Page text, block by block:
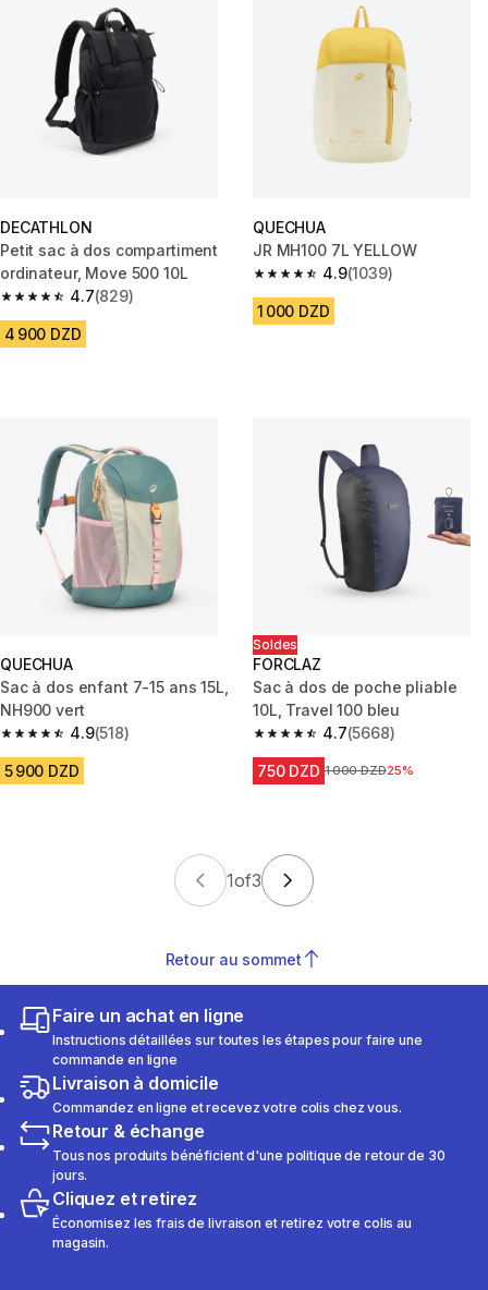
DECATHLON
Petit sac à dos compartiment
ordinateur, Move 500 10L
4.7
4.7 out of 5 stars from 829 reviews
(829)
4 900 DZD
QUECHUA
JR MH100 7L YELLOW
4.9
4.9 out of 5 stars from 1039
(1039)
1 000 DZD
QUECHUA
Sac à dos enfant 7-15 ans 15L,
NH900 vert
4.9
4.9 out of 5 stars from 518 reviews
(518)
5 900 DZD
Soldes
FORCLAZ
Sac à dos de poche pliable
10L, Travel 100 bleu
4.7
4.7 out of 5 stars from 5668
(5668)
750 DZD Prix avant la réduction
1 000 DZD25%
1of3
Retour au sommet
Faire un achat en ligne
Instructions détaillées sur toutes les étapes pour faire une
commande en ligne
Livraison à domicile
Commandez en ligne et recevez votre colis chez vous.
Retour & échange
Tous nos produits bénéficient d'une politique de retour de 30
jours.
Cliquez et retirez
Économisez les frais de livraison et retirez votre colis au
magasin.